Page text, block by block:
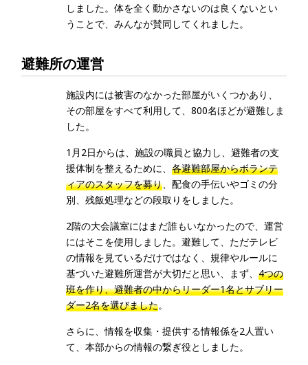
しました。体を全く動かさないのは良くないとい
うことで、みんなが賛同してくれました。
避難所の運営
施設内には被害のなかった部屋がいくつかあり、
その部屋をすべて利用して、800名ほどが避難しま
した。
1月2日からは、施設の職員と協力し、避難者の支
援体制を整えるために、各避難部屋からボランテ
ィアのスタッフを募り 、配食の手伝いやゴミの分
別、残飯処理などの段取りをしました。
2階の大会議室にはまだ誰もいなかったので、運営
にはそこを使用しました。避難して、ただテレビ
の情報を見ているだけではなく、規律やルールに
基づいた避難所運営が大切だと思い、まず、4つの
班を作り、避難者の中からリーダー1名とサブリー
ダー2名を選びました。
さらに、情報を収集・提供する情報係を2人置い
て、本部からの情報の繋ぎ役としました。